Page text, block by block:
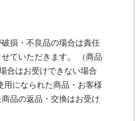
損・不良品の場合は責任
ていただきます。 （商品
合はお受けできない場合
用になられた商品・お客様
品の返品・交換はお受け